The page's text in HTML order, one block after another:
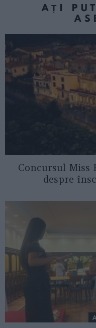
AȚI
Concursul Miss
despre